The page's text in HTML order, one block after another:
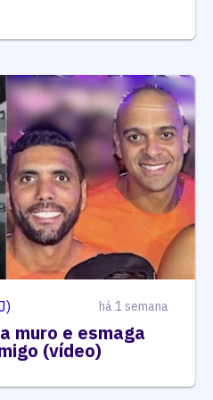
há 1 semana
muro e esmaga
(vídeo)